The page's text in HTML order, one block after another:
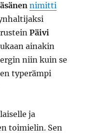
nimitti
Päivi
ainakin
niin kuin se
typerämpi
ja
toimielin. Sen